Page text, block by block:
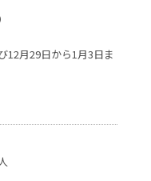
12月29日から1月3日ま